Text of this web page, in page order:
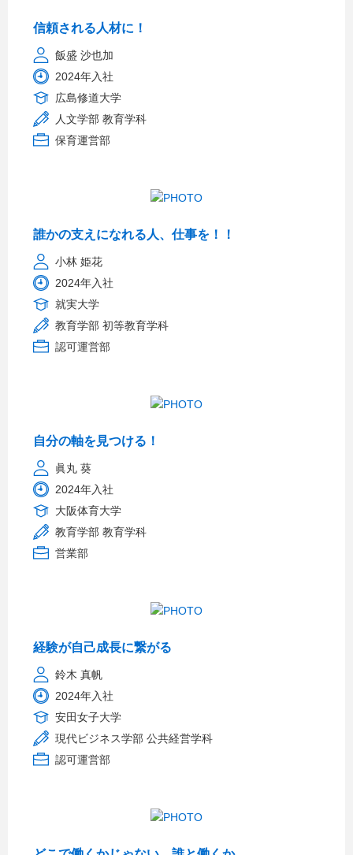
信頼される人材に！
飯盛 沙也加
2024年入社
広島修道大学
人文学部 教育学科
保育運営部
誰かの支えになれる人、仕事を！！
小林 姫花
2024年入社
就実大学
教育学部 初等教育学科
認可運営部
自分の軸を見つける！
眞丸 葵
2024年入社
大阪体育大学
教育学部 教育学科
営業部
経験が自己成長に繋がる
鈴木 真帆
2024年入社
安田女子大学
現代ビジネス学部 公共経営学科
認可運営部